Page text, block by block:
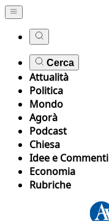
Cerca
Attualità
Politica
Mondo
Agorà
Podcast
Chiesa
Idee e Commenti
Economia
Rubriche